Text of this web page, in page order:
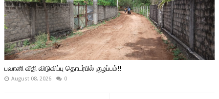
பவானி வீதி விடுவிப்பு தொடர்பில் குழப்பம்!!
August 08, 2026 0